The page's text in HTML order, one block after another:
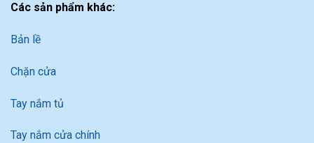
Các sản phẩm khác:
Bản lề
Chặn cửa
Tay nắm tủ
Tay nắm cửa chính